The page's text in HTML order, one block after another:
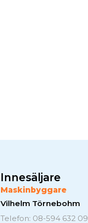
Innesäljare
Maskinbyggare
Vilhelm Törnebohm
Telefon: 08-594 632 09